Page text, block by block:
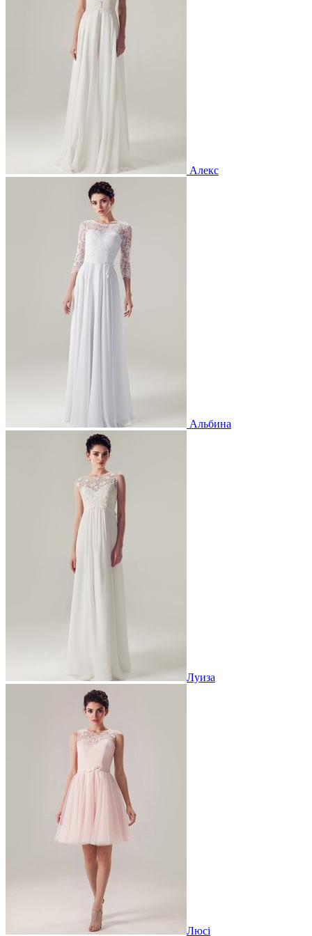
Алекс
Альбина
Луиза
Люсі